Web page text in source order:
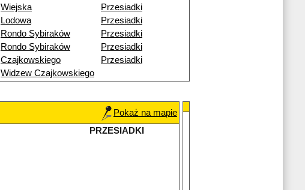
Wiejska
Przesiadki
Lodowa
Przesiadki
Rondo Sybiraków
Przesiadki
Rondo Sybiraków
Przesiadki
Czajkowskiego
Przesiadki
Widzew Czajkowskiego
Pokaż na mapie
PRZESIADKI